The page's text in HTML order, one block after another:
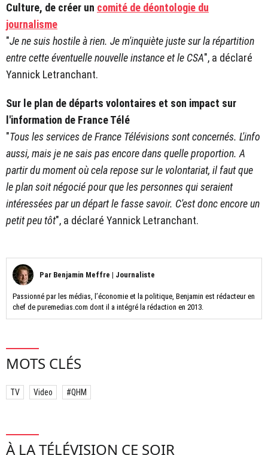
Culture, de créer un comité de déontologie du
journalisme
"Je ne suis hostile à rien. Je m'inquiète juste sur la répartition
entre cette éventuelle nouvelle instance et le CSA", a déclaré
Yannick Letranchant.
Sur le plan de départs volontaires et son impact sur
l'information de France Télé
"Tous les services de France Télévisions sont concernés. L'info
aussi, mais je ne sais pas encore dans quelle proportion. A
partir du moment où cela repose sur le volontariat, il faut que
le plan soit négocié pour que les personnes qui seraient
intéressées par un départ le fasse savoir. C'est donc encore un
petit peu tôt", a déclaré Yannick Letranchant.
Par Benjamin Meffre | Journaliste
Passionné par les médias, l’économie et la politique, Benjamin est rédacteur en
chef de puremedias.com dont il a intégré la rédaction en 2013.
MOTS CLÉS
TV Video #QHM
À LA TÉLÉVISION CE SOIR